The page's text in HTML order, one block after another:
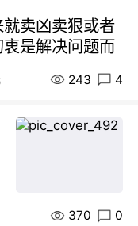
卖凶卖狠或者
是解决问题而
243 4
370 0